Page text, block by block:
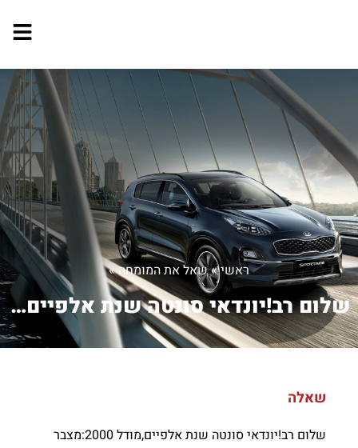
ראשי»שאל את המומחה»
שלום רב!יונדאי סונטה שנת אלפיים,מודל ...
שאלה
שלום רב!יונדאי סונטה שנת אלפיים,מודל 2000:מצבר